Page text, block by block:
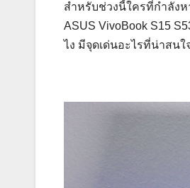
สำหรับช่วงนี้ใครที่กำลัง
ASUS VivoBook S15
ไง มีจุดเด่นอะไรที่น่าสน